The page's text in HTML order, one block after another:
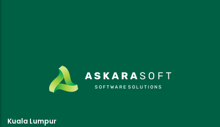
Kuala Lumpur